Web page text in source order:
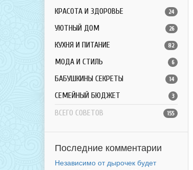
КРАСОТА И ЗДОРОВЬЕ 24
УЮТНЫЙ ДОМ 26
КУХНЯ И ПИТАНИЕ 82
МОДА И СТИЛЬ 6
БАБУШКИНЫ СЕКРЕТЫ 14
СЕМЕЙНЫЙ БЮДЖЕТ 3
ВСЕГО СОВЕТОВ 155
Последние комментарии
Независимо от дырочек будет